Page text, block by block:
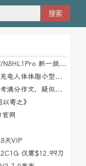
WAHIN 华凌 KFR-35GW/N8HL1Pro 新一级能效 壁挂式空调 1.5匹
电子称体重秤家用精准的充电人体体脂小型称重支持HUAWEI HiLink
网传的《东风的一生》高考满分作文，疑似自媒体或其他渠道炒作
寄之》
网
天VIP
仅需$12.99刀